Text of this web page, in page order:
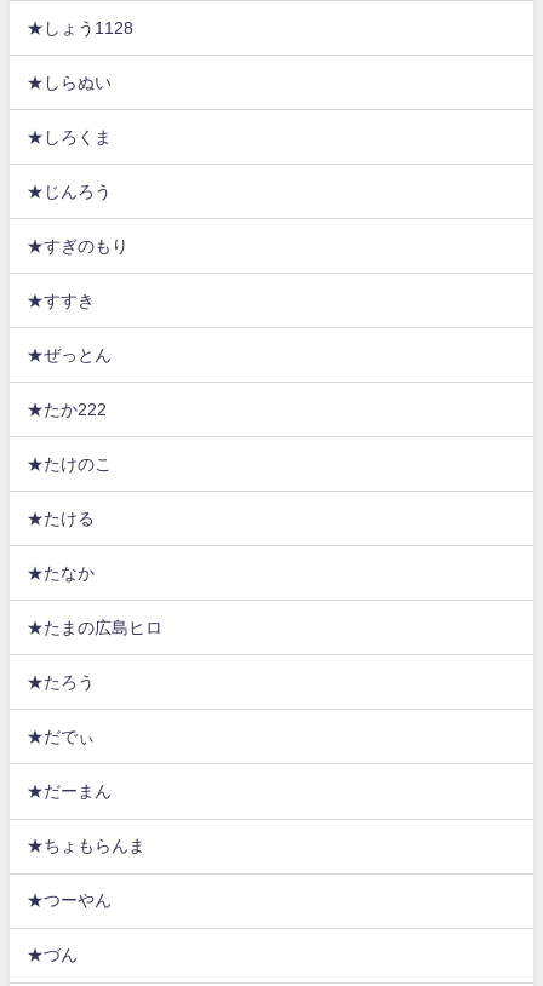
★しょう1128
★しらぬい
★しろくま
★じんろう
★すぎのもり
★すすき
★ぜっとん
★たか222
★たけのこ
★たける
★たなか
★たまの広島ヒロ
★たろう
★だでぃ
★だーまん
★ちょもらんま
★つーやん
★づん